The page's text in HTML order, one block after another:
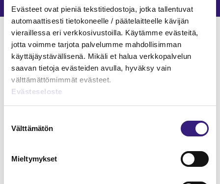
Evästeet ovat pieniä tekstitiedostoja, jotka tallentuvat
automaattisesti tietokoneelle / päätelaitteelle kävijän
vieraillessa eri verkkosivustoilla. Käytämme evästeitä,
jotta voimme tarjota palvelumme mahdollisimman
käyttäjäystävällisenä. Mikäli et halua verkkopalvelun
saavan tietoja evästeiden avulla, hyväksy vain
välttämättömimmät evästeet.
Evästeseloste
valinta
Välttämätön
Mieltymykset
Verkkokoulutukset
SAIRAUSPOISSAOLOT